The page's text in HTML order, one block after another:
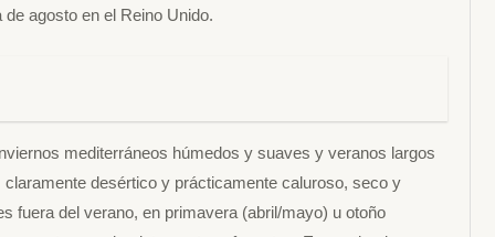
agosto en el Reino Unido.
mediterráneos húmedos y suaves y veranos largos
desértico y prácticamente caluroso, seco y
fuera del verano, en primavera (abril/mayo) u otoño